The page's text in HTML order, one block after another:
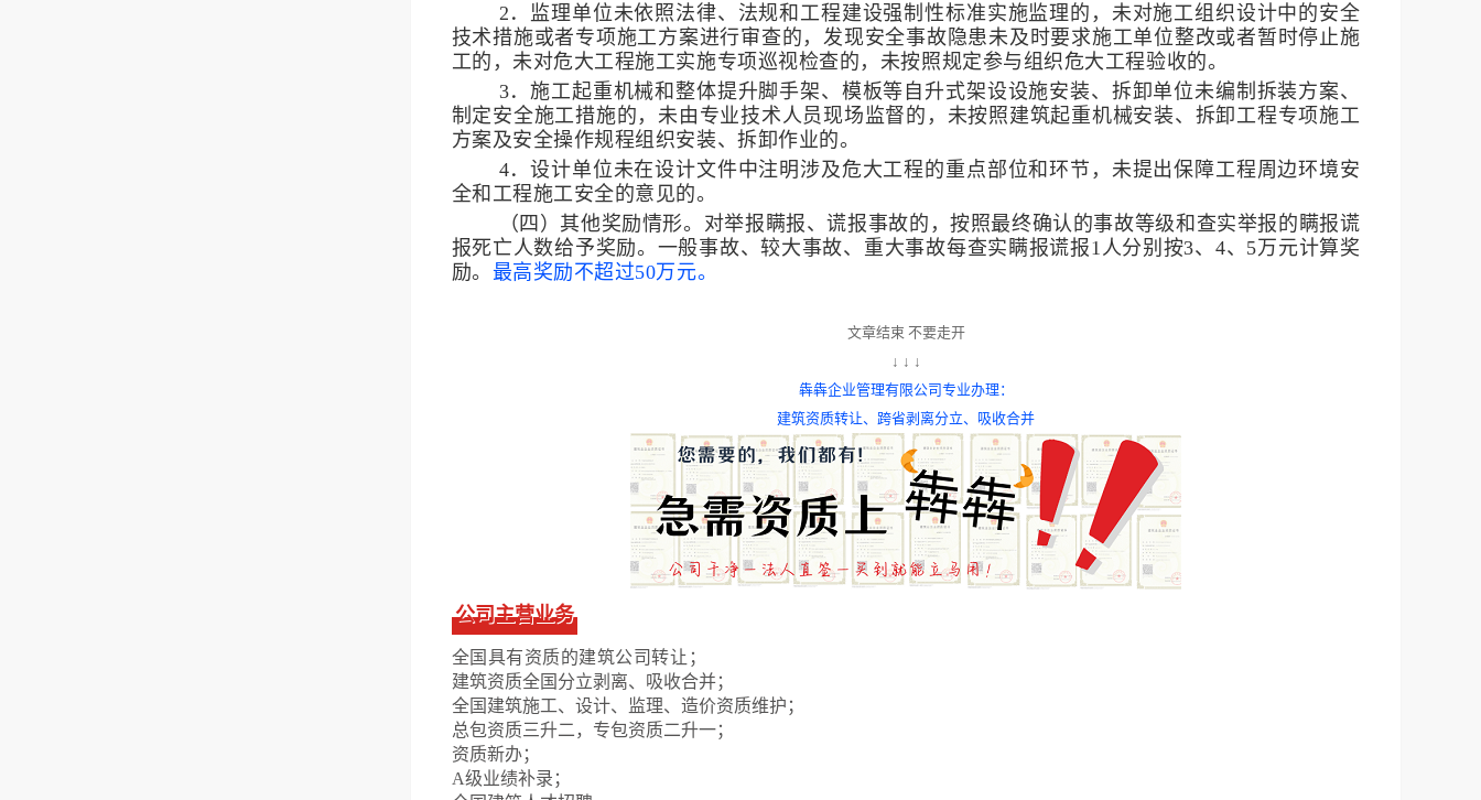
2．监理单位未依照法律、法规和工程建设强制性标准实施监理的，未对施工组织设计中的安全
技术措施或者专项施工方案进行审查的，发现安全事故隐患未及时要求施工单位整改或者暂时停止施
工的，未对危大工程施工实施专项巡视检查的，未按照规定参与组织危大工程验收的。
3．施工起重机械和整体提升脚手架、模板等自升式架设设施安装、拆卸单位未编制拆装方案、
制定安全施工措施的，未由专业技术人员现场监督的，未按照建筑起重机械安装、拆卸工程专项施工
方案及安全操作规程组织安装、拆卸作业的。
4．设计单位未在设计文件中注明涉及危大工程的重点部位和环节，未提出保障工程周边环境安
全和工程施工安全的意见的。
（四）其他奖励情形。 对举报瞒报、谎报事故的，按照最终确认的事故等级和查实举报的瞒报谎
报死亡人数给予奖励。一般事故、较大事故、重大事故每查实瞒报谎报1人分别按3、4、5万元计算奖
励。 最高奖励不超过50万元。
文章结束 不要走开
↓ ↓ ↓
犇犇企业管理有限公司专业办理：
建筑资质转让、 跨省剥离分立、吸收合并
公司主营业务
全国具有资质的建筑公司转让；
建筑资质全国分立剥离、吸收合并；
全国建筑施工、设计、监理、造价资质维护；
总包资质三升二，专包资质二升一；
资质新办；
A级业绩补录；